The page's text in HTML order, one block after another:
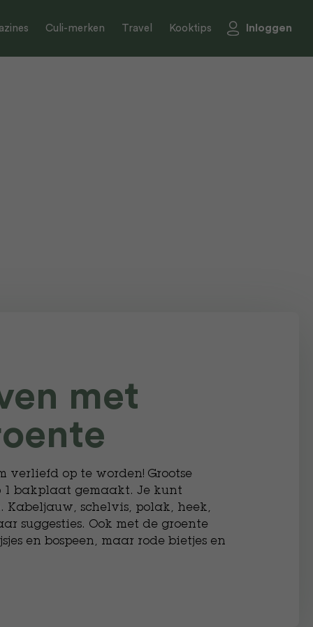
Culi-merken Travel Kooktips Inloggen
met
verliefd op te worden! Grootse
bakplaat gemaakt. Je kunt
schelvis, polak, heek,
suggesties. Ook met de groente
en bospeen, maar rode bietjes en